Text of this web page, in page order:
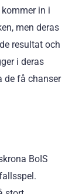
in i
men deras
resultat och
i deras
de få chanser
BoIS